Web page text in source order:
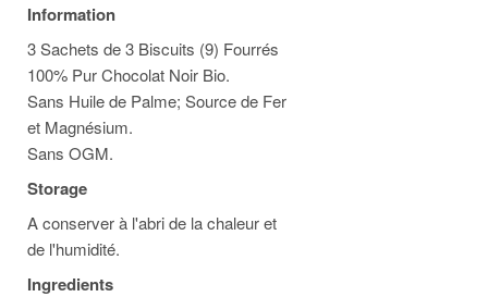
Information
3 Sachets de 3 Biscuits (9) Fourrés
100% Pur Chocolat Noir Bio.
Sans Huile de Palme; Source de Fer
et Magnésium.
Sans OGM.
Storage
A conserver à l'abri de la chaleur et
de l'humidité.
Ingredients